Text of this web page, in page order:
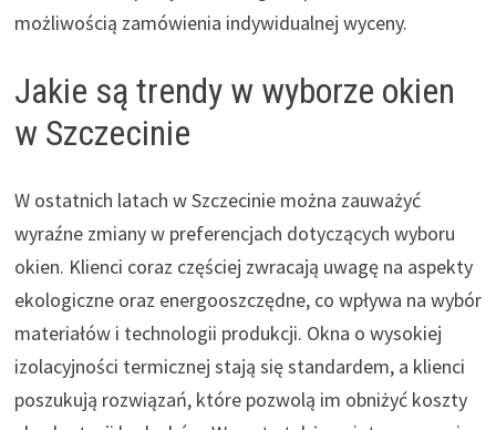
możliwością zamówienia indywidualnej wyceny.
Jakie są trendy w wyborze okien
w Szczecinie
W ostatnich latach w Szczecinie można zauważyć
wyraźne zmiany w preferencjach dotyczących wyboru
okien. Klienci coraz częściej zwracają uwagę na aspekty
ekologiczne oraz energooszczędne, co wpływa na wybór
materiałów i technologii produkcji. Okna o wysokiej
izolacyjności termicznej stają się standardem, a klienci
poszukują rozwiązań, które pozwolą im obniżyć koszty